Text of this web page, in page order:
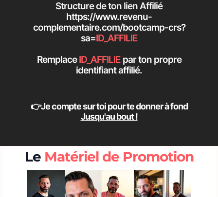
Structure de ton lien Affilié
https://www.revenu-
complementaire.com/bootcamp-crs?
sa=ID_AFFILIE
RemplaceID_AFFILIEpar ton propre
identifiant affilié.
👉Je compte sur toi pour te donner à fond
Jusqu'au bout !
Le Matériel de Promotion